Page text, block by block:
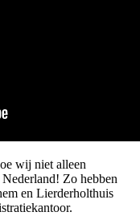
wij niet alleen
Zo hebben
en Lierderholthuis